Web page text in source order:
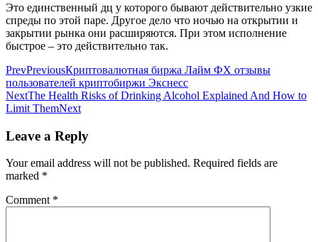
Это единственный дц у которого бывают действительно узкие
спреды по этой паре. Другое дело что ночью на открытии и
закрытии рынка они расширяются. При этом исполнение
быстрое – это действительно так.
PrevPreviousКриптовалютная биржа Лайм ФХ отзывы
пользователей криптобиржи Экснесс
NextThe Health Risks of Drinking Alcohol Explained And How to
Limit ThemNext
Leave a Reply
Your email address will not be published. Required fields are
marked *
Comment *